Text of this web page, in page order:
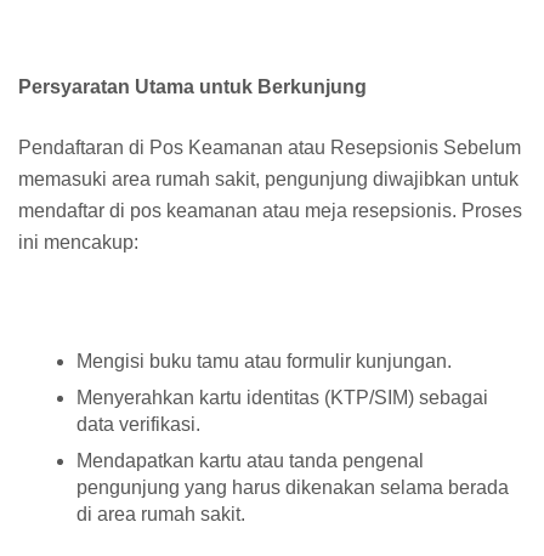
Persyaratan Utama untuk Berkunjung
Pendaftaran di Pos Keamanan atau Resepsionis Sebelum
memasuki area rumah sakit, pengunjung diwajibkan untuk
mendaftar di pos keamanan atau meja resepsionis. Proses
ini mencakup:
Mengisi buku tamu atau formulir kunjungan.
Menyerahkan kartu identitas (KTP/SIM) sebagai
data verifikasi.
Mendapatkan kartu atau tanda pengenal
pengunjung yang harus dikenakan selama berada
di area rumah sakit.